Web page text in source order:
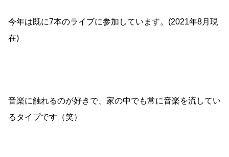
今年は既に7本のライブに参加しています。(2021年8月現
在)
音楽に触れるのが好きで、家の中でも常に音楽を流してい
るタイプです（笑）